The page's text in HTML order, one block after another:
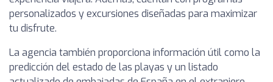
personalizados y excursiones diseñadas para maximizar
tu disfrute.
La agencia también proporciona información útil como la
predicción del estado de las playas y un listado